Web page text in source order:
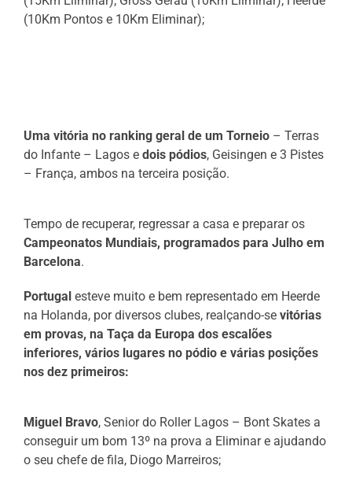
(10Km Pontos e 10Km Eliminar);
Uma vitória no ranking geral de um Torneio – Terras
do Infante – Lagos e dois pódios, Geisingen e 3 Pistes
– França, ambos na terceira posição.
Tempo de recuperar, regressar a casa e preparar os
Campeonatos Mundiais, programados para Julho em
Barcelona.
Portugal esteve muito e bem representado em Heerde
na Holanda, por diversos clubes, realçando-se vitórias
em provas, na Taça da Europa dos escalões
inferiores, vários lugares no pódio e várias posições
nos dez primeiros:
Miguel Bravo, Senior do Roller Lagos – Bont Skates a
conseguir um bom 13º na prova a Eliminar e ajudando
o seu chefe de fila, Diogo Marreiros;